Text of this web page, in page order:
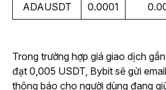
ADAUSDT 0.0001
Trong trường hợp giá giao dịch
đạt 0,005 USDT, Bybit sẽ gửi
thông báo cho người dùng đang